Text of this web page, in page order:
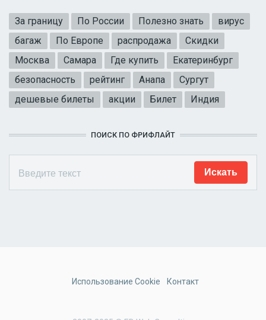
За границу По России Полезно знать
вирус
багаж
По Европе распродажа
Скидки
Москва
Самара Где купить
Екатеринбург
безопасность
рейтинг Анапа
Сургут
дешевые билеты
акции Билет Индия
ПОИСК ПО ФРИФЛАЙТ
Использование Cookie Контакт